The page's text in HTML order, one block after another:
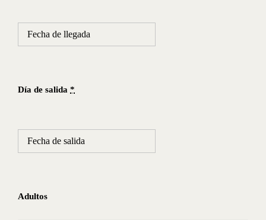
Día de salida *
Adultos